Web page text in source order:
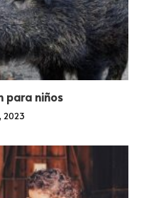
para niños
2023